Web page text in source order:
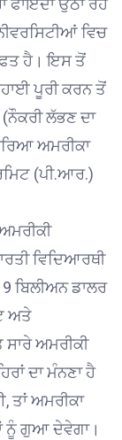
ਫਾਇਦਾ ਉਠਾ ਰਹੇ
ਵਿਚ
ਹੈ। ਇਸ ਤੋਂ
ਪੂਰੀ ਕਰਨ ਤੋਂ
ਲੱਭਣ ਦਾ
ਅਮਰੀਕਾ
(ਪੀ.ਆਰ.)
ਵਿਦਿਆਰਥੀ
ਬਿਲੀਅਨ ਡਾਲਰ
ਅਤੇ
ਅਮਰੀਕੀ
ਦਾ ਮੰਨਣਾ ਹੈ
ਤਾਂ ਅਮਰੀਕਾ
ਨੂੰ ਗੁਆ ਦੇਵੇਗਾ।